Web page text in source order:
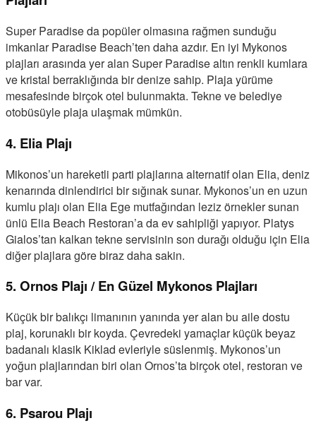
Super Paradise da popüler olmasına rağmen sunduğu
imkanlar Paradise Beach’ten daha azdır. En iyi Mykonos
plajları arasında yer alan Super Paradise altın renkli kumlara
ve kristal berraklığında bir denize sahip. Plaja yürüme
mesafesinde birçok otel bulunmakta. Tekne ve belediye
otobüsüyle plaja ulaşmak mümkün.
4. Elia Plajı
Mikonos’un hareketli parti plajlarına alternatif olan Elia, deniz
kenarında dinlendirici bir sığınak sunar. Mykonos’un en uzun
kumlu plajı olan Elia Ege mutfağından leziz örnekler sunan
ünlü Elia Beach Restoran’a da ev sahipliği yapıyor. Platys
Gialos’tan kalkan tekne servisinin son durağı olduğu için Elia
diğer plajlara göre biraz daha sakin.
5. Ornos Plajı / En Güzel Mykonos Plajları
Küçük bir balıkçı limanının yanında yer alan bu aile dostu
plaj, korunaklı bir koyda. Çevredeki yamaçlar küçük beyaz
badanalı klasik Kiklad evleriyle süslenmiş. Mykonos’un
yoğun plajlarından biri olan Ornos’ta birçok otel, restoran ve
bar var.
6. Psarou Plajı